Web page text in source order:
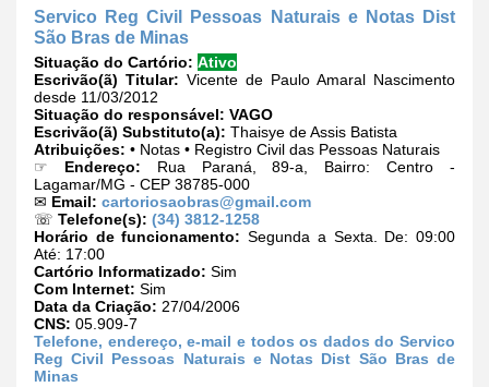
Servico Reg Civil Pessoas Naturais e Notas Dist
São Bras de Minas
Situação do Cartório: Ativo
Escrivão(ã) Titular: Vicente de Paulo Amaral Nascimento
desde 11/03/2012
Situação do responsável: VAGO
Escrivão(ã) Substituto(a): Thaisye de Assis Batista
Atribuições: • Notas • Registro Civil das Pessoas Naturais
☞ Endereço: Rua Paraná, 89-a, Bairro: Centro -
Lagamar/MG - CEP 38785-000
✉ Email: cartoriosaobras@gmail.com
☏ Telefone(s): (34) 3812-1258
Horário de funcionamento: Segunda a Sexta. De: 09:00
Até: 17:00
Cartório Informatizado: Sim
Com Internet: Sim
Data da Criação: 27/04/2006
CNS: 05.909-7
Telefone, endereço, e-mail e todos os dados do Servico
Reg Civil Pessoas Naturais e Notas Dist São Bras de
Minas